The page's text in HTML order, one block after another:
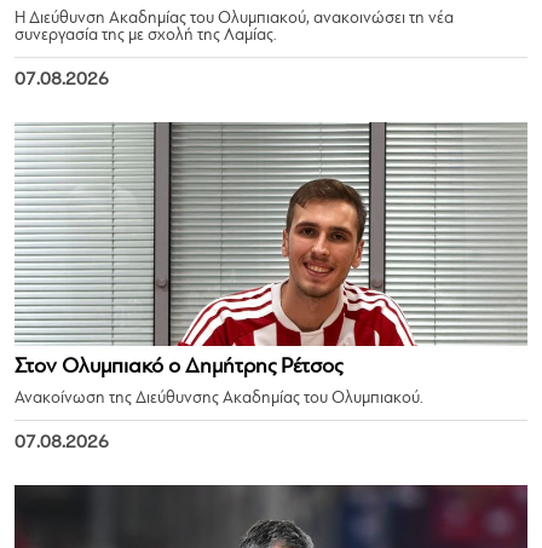
Η Διεύθυνση Ακαδημίας του Ολυμπιακού, ανακοινώσει τη νέα
συνεργασία της με σχολή της Λαμίας.
07.08.2026
Στον Ολυμπιακό ο Δημήτρης Ρέτσος
Ανακοίνωση της Διεύθυνσης Ακαδημίας του Ολυμπιακού.
07.08.2026